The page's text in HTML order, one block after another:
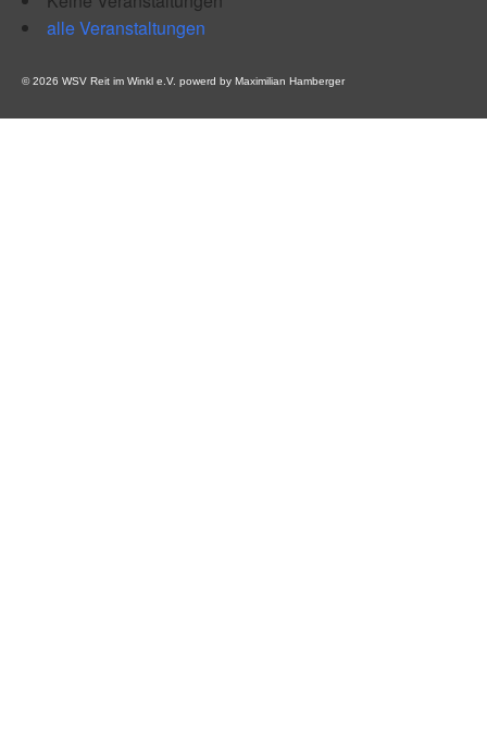
alle Veranstaltungen
© 2026 WSV Reit im Winkl e.V. powerd by Maximilian Hamberger